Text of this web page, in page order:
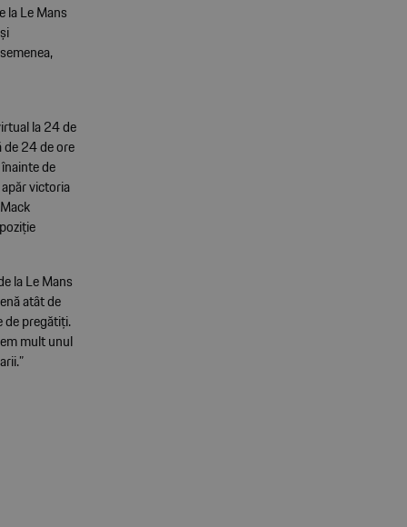
la Le Mans
la 24 de
de 24 de ore
de
victoria
la Le Mans
atât de
de pregătiți.
mult unul